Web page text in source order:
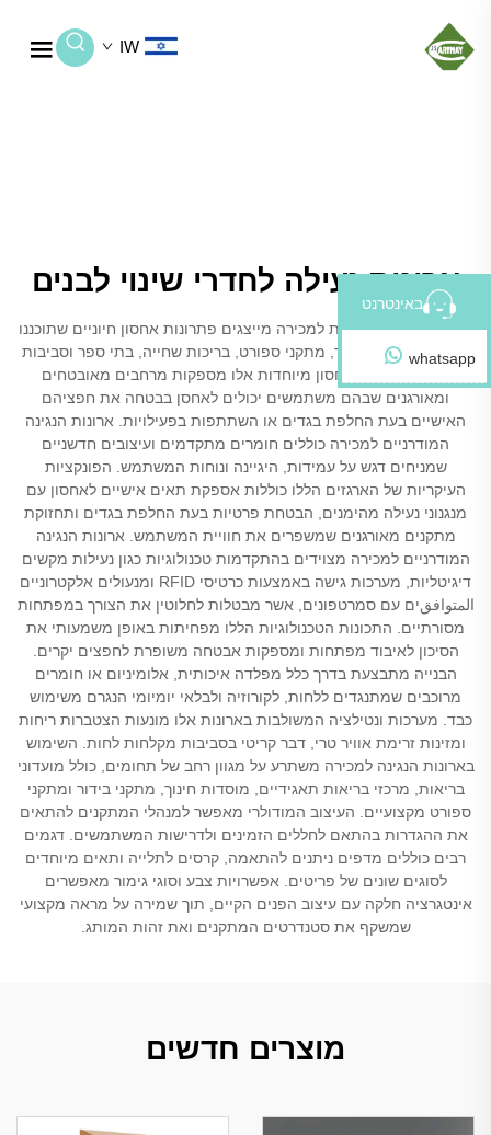
IW
ארונות נעילה לחדרי שינוי לבנים
ארונות נגינה למקלחות למכירה מייצגים פתרונות אחסון חיוניים שתוכננו
במיוחד למתקני כושר, מתקני ספורט, בריכות שחייה, בתי ספר וסביבות
עבודה. יחידות אחסון מיוחדות אלו מספקות מרחבים מאובטחים
ומאורגנים שבהם משתמשים יכולים לאחסן בבטחה את חפציהם
האישיים בעת החלפת בגדים או השתתפות בפעילויות. ארונות הנגינה
המודרניים למכירה כוללים חומרים מתקדמים ועיצובים חדשניים
שמניחים דגש על עמידות, היגיינה ונוחות המשתמש. הפונקציות
העיקריות של הארגזים הללו כוללות אספקת תאים אישיים לאחסון עם
מנגנוני נעילה מהימנים, הבטחת פרטיות בעת החלפת בגדים ותחזוקת
מתקנים מאורגנים שמשפרים את חוויית המשתמש. ארונות הנגינה
המודרניים למכירה מצוידים בהתקדמות טכנולוגיות כגון נעילות מקשים
דיגיטליות, מערכות גישה באמצעות כרטיסי RFID ומנעולים אלקטרוניים
المتوافقים עם סמרטפונים, אשר מבטלות לחלוטין את הצורך במפתחות
מסורתיים. התכונות הטכנולוגיות הללו מפחיתות באופן משמעותי את
הסיכון לאיבוד מפתחות ומספקות אבטחה משופרת לחפצים יקרים.
הבנייה מתבצעת בדרך כלל מפלדה איכותית, אלומיניום או חומרים
מרוכבים שמתנגדים ללחות, לקורוזיה ולבלאי יומיומי הנגרם משימוש
כבד. מערכות ונטילציה המשולבות בארונות אלו מונעות הצטברות ריחות
ומזינות זרימת אוויר טרי, דבר קריטי בסביבות מקלחות לחות. השימוש
בארונות הנגינה למכירה משתרע על מגוון רחב של תחומים, כולל מועדוני
בריאות, מרכזי בריאות תאגידיים, מוסדות חינוך, מתקני בידור ומתקני
ספורט מקצועיים. העיצוב המודולרי מאפשר למנהלי המתקנים להתאים
את ההגדרות בהתאם לחללים הזמינים ולדרישות המשתמשים. דגמים
רבים כוללים מדפים ניתנים להתאמה, קרסים לתלייה ותאים מיוחדים
לסוגים שונים של פריטים. אפשרויות צבע וסוגי גימור מאפשרים
אינטגרציה חלקה עם עיצוב הפנים הקיים, תוך שמירה על מראה מקצועי
שמשקף את סטנדרטים המתקנים ואת זהות המותג.
מוצרים חדשים
באינטרנט
whatsapp